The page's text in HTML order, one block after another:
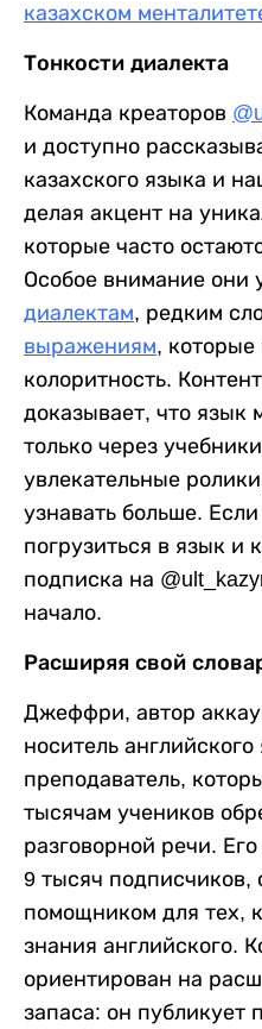
казахском
Тонкости диалекта
Команда креаторов
и доступно
казахского языка и
делая акцент на
которые часто
Особое внимание они
диалектам, редким
выражениям,
колоритность.
доказывает, что язык
только через
увлекательные
узнавать больше.
погрузиться в язык и
подписка на
начало.
Расширяя свой
Джеффри, автор
носитель
преподаватель,
тысячам учеников
разговорной речи.
9 тысяч подписчиков,
помощником для тех,
знания английского.
ориентирован на
запаса: он публикует